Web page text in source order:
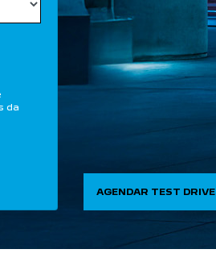
da
AGENDAR TEST DRIVE